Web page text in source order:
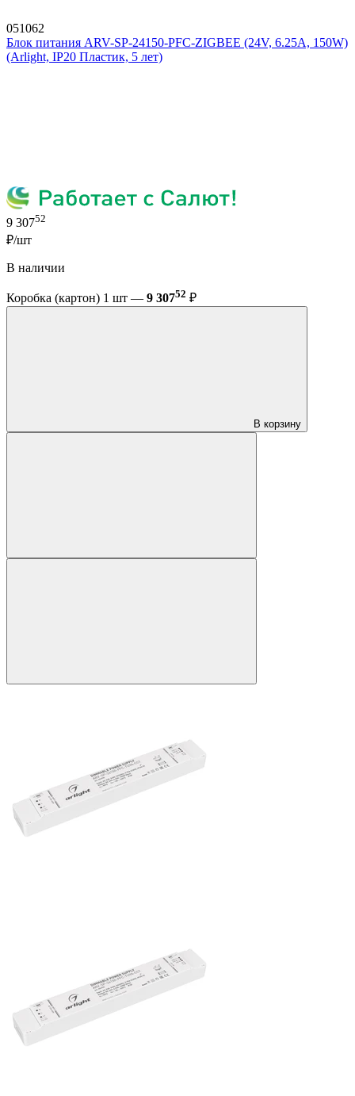
051062
Блок питания ARV-SP-24150-PFC-ZIGBEE (24V, 6.25A, 150W)
(Arlight, IP20 Пластик, 5 лет)
9 30752
₽/шт
В наличии
Коробка (картон) 1 шт — 9 30752 ₽
В корзину